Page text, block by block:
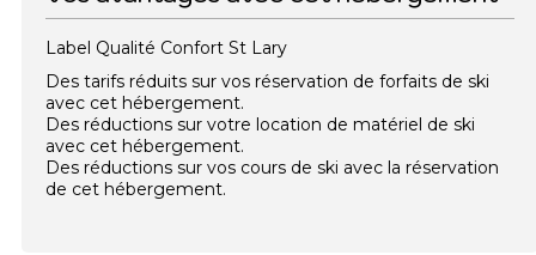
Label Qualité Confort St Lary
Des tarifs réduits sur vos réservation de forfaits de ski
avec cet hébergement.
Des réductions sur votre location de matériel de ski
avec cet hébergement.
Des réductions sur vos cours de ski avec la réservation
de cet hébergement.